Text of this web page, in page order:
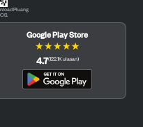
Pluang
Google Play Store
★★★★★
4.7(122.1Kulasan)